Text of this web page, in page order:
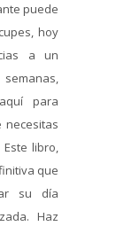
puede
hoy
a un
para
necesitas
libro,
que
su día
Haz